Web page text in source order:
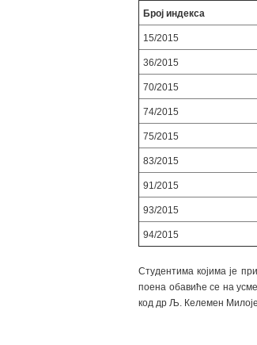
Број индекса
15/2015
36/2015
70/2015
74/2015
75/2015
83/2015
91/2015
93/2015
94/2015
Студентима којима је
поена обавиће се на
код др Љ. Келемен